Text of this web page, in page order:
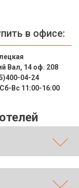
в офисе:
Вал, 14 оф. 208
04-24
Вс 11:00-16:00